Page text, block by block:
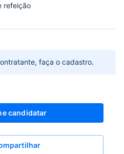
refeição
faça o cadastro.
candidatar